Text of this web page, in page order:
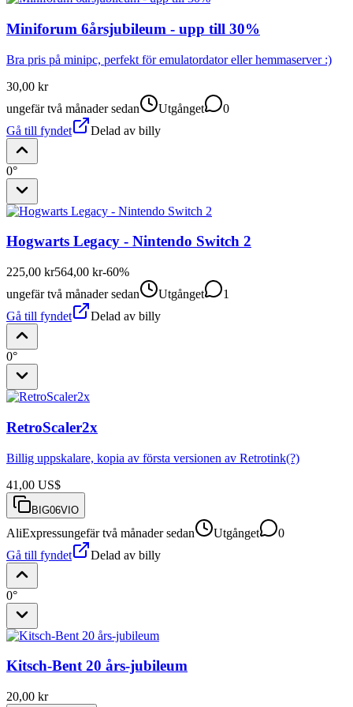
Miniforum 6årsjubileum - upp till 30%
Bra pris på minipc, perfekt för emulatordator eller hemmaserver :)
30,00 kr
ungefär två månader sedan
Utgånget
0
Gå till fyndet
Delad av billy
0°
Hogwarts Legacy - Nintendo Switch 2
225,00 kr564,00 kr-60%
ungefär två månader sedan
Utgånget
1
Gå till fyndet
Delad av billy
0°
RetroScaler2x
Billig uppskalare, kopia av första versionen av Retrotink(?)
41,00 US$
BIG06VIO
AliExpressungefär två månader sedan Utgånget
0
Gå till fyndet
Delad av billy
0°
Kitsch-Bent 20 års-jubileum
20,00 kr